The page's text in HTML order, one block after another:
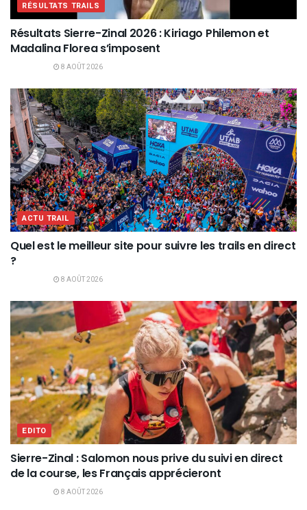
RÉSULTATS TRAILS
Résultats Sierre-Zinal 2026 : Kiriago Philemon et
Madalina Florea s’imposent
8 AOÛT 2026
ACTU TRAIL
Quel est le meilleur site pour suivre les trails en direct
?
8 AOÛT 2026
EDITO
Sierre-Zinal : Salomon nous prive du suivi en direct
de la course, les Français apprécieront
8 AOÛT 2026